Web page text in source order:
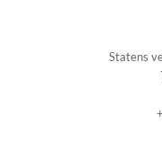
Statens